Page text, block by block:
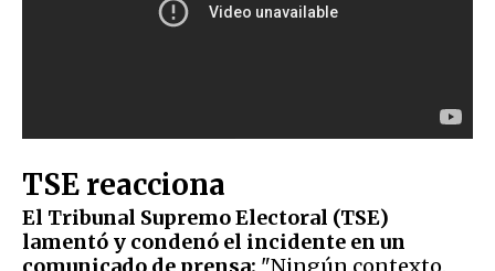
TSE reacciona
El Tribunal Supremo Electoral (TSE)
lamentó y condenó el incidente en un
comunicado de prensa: "Ningún contexto,